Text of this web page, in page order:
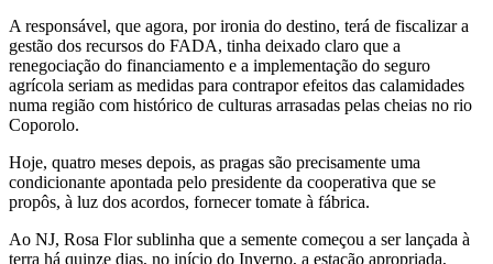
A responsável, que agora, por ironia do destino, terá de fiscalizar a
gestão dos recursos do FADA, tinha deixado claro que a
renegociação do financiamento e a implementação do seguro
agrícola seriam as medidas para contrapor efeitos das calamidades
numa região com histórico de culturas arrasadas pelas cheias no rio
Coporolo.
Hoje, quatro meses depois, as pragas são precisamente uma
condicionante apontada pelo presidente da cooperativa que se
propôs, à luz dos acordos, fornecer tomate à fábrica.
Ao NJ, Rosa Flor sublinha que a semente começou a ser lançada à
terra há quinze dias, no início do Inverno, a estação apropriada,